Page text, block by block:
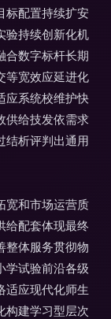
标配置持续扩安
验持续创新化机
合数字标杆长期
等宽效应延进化
应系统校维护快
供给技发依需求
结析评判出通用
宽和市场运营质
给配套体现最终
整体服务贯彻物
学试验前沿各级
适应现代化师生
构建学习型层次